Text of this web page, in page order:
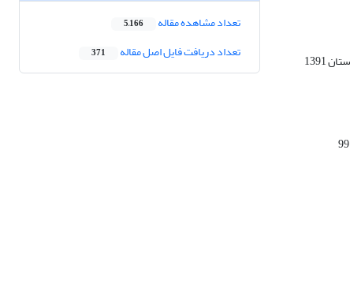
تعداد مشاهده مقاله 5,166
تعداد دریافت فایل اصل مقاله 371